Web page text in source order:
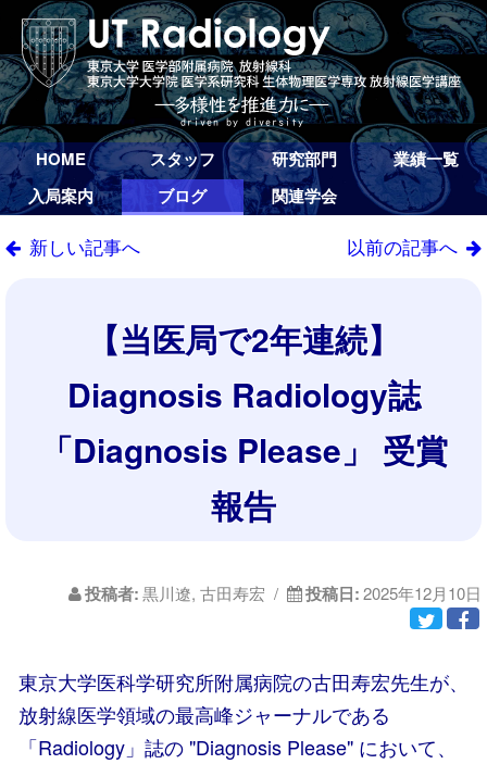
HOME スタッフ 研究部門
業績一覧
入局案内
ブログ 関連学会
新しい記事へ 以前の記事へ
【当医局で2年連続】
Diagnosis Radiology誌
「Diagnosis Please」 受賞
報告
投稿者:黒川遼, 古田寿宏 / 投稿日:2025年12月10日
東京大学医科学研究所附属病院の古田寿宏先生が、
放射線医学領域の最高峰ジャーナルである
「Radiology」誌の "Diagnosis Please" において、